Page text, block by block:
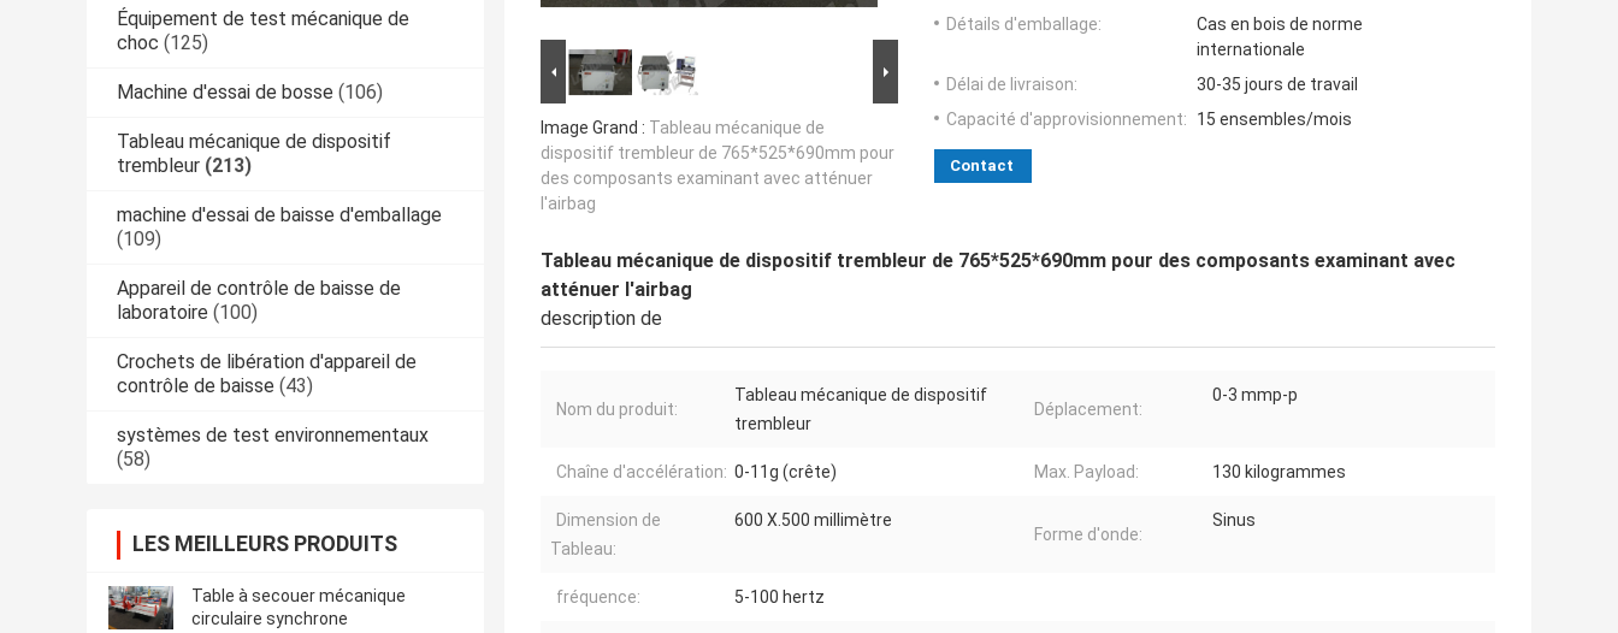
Équipement de test mécanique de
choc (125)
Machine d'essai de bosse (106)
Tableau mécanique de dispositif
trembleur (213)
machine d'essai de baisse d'emballage
(109)
Appareil de contrôle de baisse de
laboratoire (100)
Crochets de libération d'appareil de
contrôle de baisse (43)
systèmes de test environnementaux
(58)
LES MEILLEURS PRODUITS
Table à secouer mécanique
circulaire synchrone
Image Grand : Tableau mécanique de
dispositif trembleur de 765*525*690mm pour
des composants examinant avec atténuer
l'airbag
Détails d'emballage:
Cas en bois de norme
internationale
Délai de livraison:
30-35 jours de travail
Capacité d'approvisionnement:
15 ensembles/mois
Contact
Tableau mécanique de dispositif trembleur de 765*525*690mm pour des composants examinant avec
atténuer l'airbag
description de
Nom du produit:
Tableau mécanique de dispositif
trembleur
Déplacement:
0-3 mmp-p
Chaîne d'accélération: 0-11g (crête) Max. Payload: 130 kilogrammes
Dimension de
Tableau:
600 X.500 millimètre
Forme d'onde:
Sinus
fréquence: 5-100 hertz